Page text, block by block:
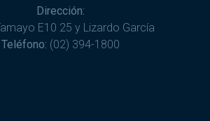
Dirección:
E10 25 y Lizardo García
Teléfono: (02) 394-1800